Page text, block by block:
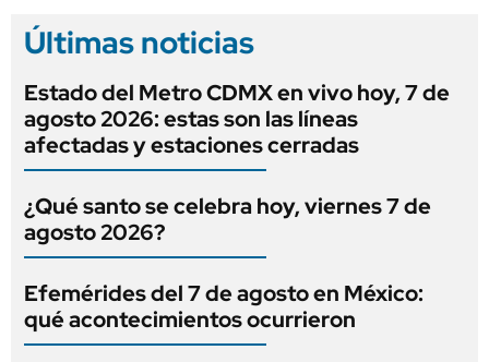
Últimas noticias
Estado del Metro CDMX en vivo hoy, 7 de
agosto 2026: estas son las líneas
afectadas y estaciones cerradas
¿Qué santo se celebra hoy, viernes 7 de
agosto 2026?
Efemérides del 7 de agosto en México:
qué acontecimientos ocurrieron